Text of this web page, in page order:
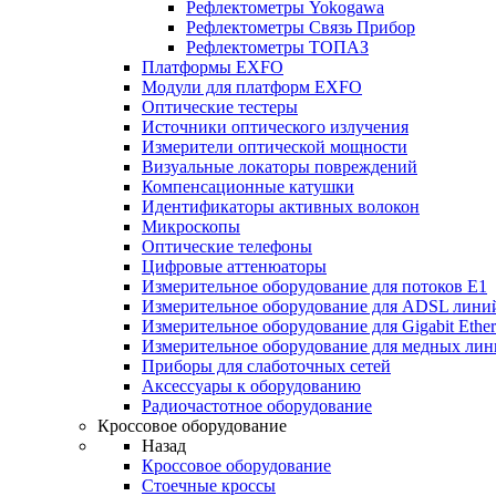
Рефлектометры Yokogawa
Рефлектометры Связь Прибор
Рефлектометры ТОПАЗ
Платформы EXFO
Модули для платформ EXFO
Оптические тестеры
Источники оптического излучения
Измерители оптической мощности
Визуальные локаторы повреждений
Компенсационные катушки
Идентификаторы активных волокон
Микроскопы
Оптические телефоны
Цифровые аттенюаторы
Измерительное оборудование для потоков Е1
Измерительное оборудование для ADSL
Измерительное оборудование для Gigabit
Измерительное оборудование для медных
Приборы для слаботочных сетей
Аксессуары к оборудованию
Радиочастотное оборудование
Кроссовое оборудование
Назад
Кроссовое оборудование
Стоечные кроссы